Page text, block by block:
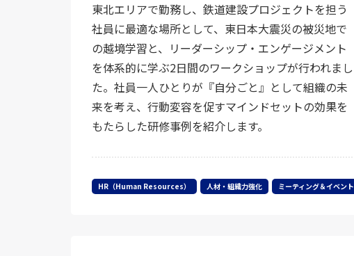
東北エリアで勤務し、鉄道建設プロジェクトを担う
社員に最適な場所として、東日本大震災の被災地で
の越境学習と、リーダーシップ・エンゲージメント
を体系的に学ぶ2日間のワークショップが行われまし
た。社員一人ひとりが『自分ごと』として組織の未
来を考え、行動変容を促すマインドセットの効果を
もたらした研修事例を紹介します。
HR（Human Resources） 人材・組織力強化 ミーティング＆イベント